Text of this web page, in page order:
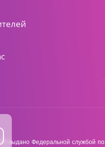
выдано Федеральной службой по